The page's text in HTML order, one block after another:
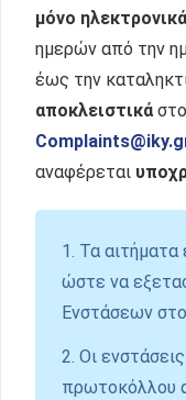
μόνο ηλεκτρονικά
ημερών από την
έως την
αποκλειστικά
αναφέρεται
1. Τα
ώστε να
Ενστάσεων
2. Οι
πρωτοκόλλου